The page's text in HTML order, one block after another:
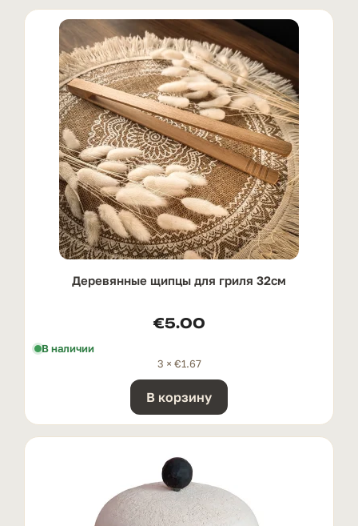
Деревянные щипцы для гриля 32см
€5.00
В наличии
3 × €1.67
В корзину